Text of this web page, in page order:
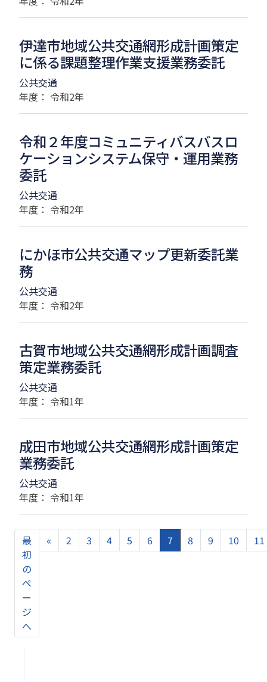
伊達市地域公共交通網形成計画策定
に係る課題整理作業支援業務委託
公共交通
年度： 令和2年
令和２年度コミュニティバスバスロ
ケーションシステム保守・運用業務
委託
公共交通
年度： 令和2年
にかほ市公共交通マップ更新委託業
務
公共交通
年度： 令和2年
古賀市地域公共交通網形成計画調査
策定業務委託
公共交通
年度： 令和1年
成田市地域公共交通網形成計画策定
業務委託
公共交通
年度： 令和1年
最
初
の
ペ
ー
ジ
へ
« 2 3 4 5 6 7 8 9 10 11